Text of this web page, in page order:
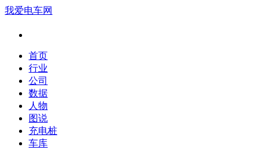
我爱电车网
首页
行业
公司
数据
人物
图说
充电桩
车库